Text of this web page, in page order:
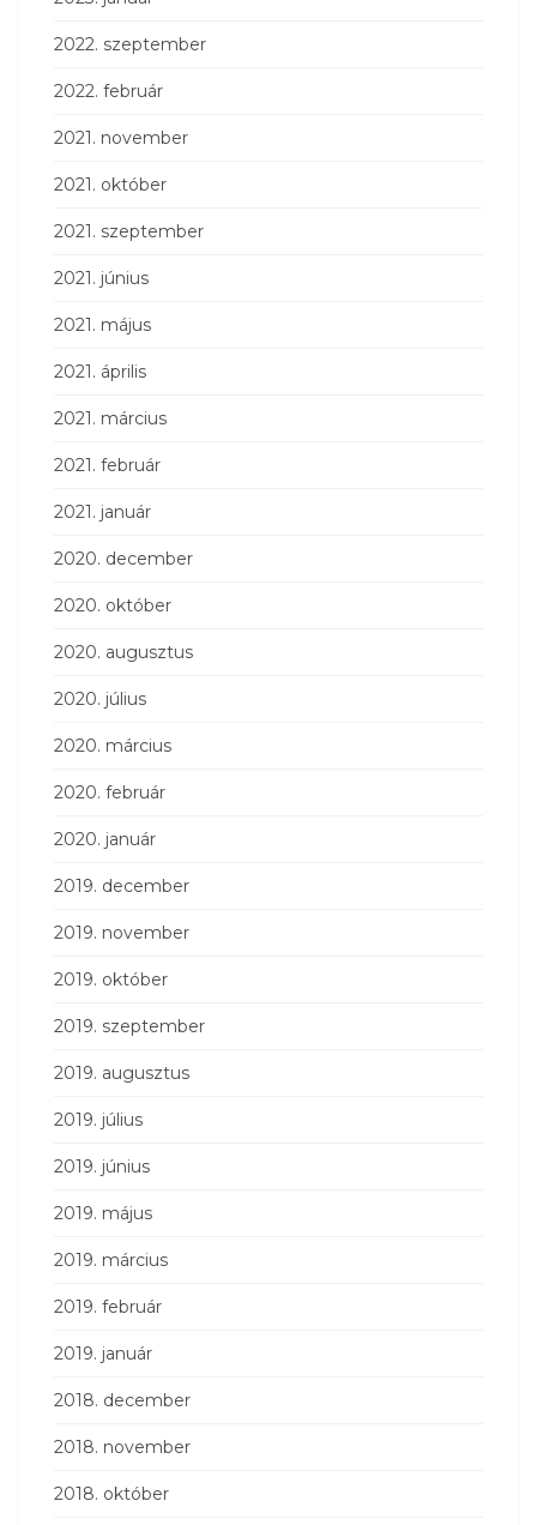
2022. szeptember
2022. február
2021. november
2021. október
2021. szeptember
2021. június
2021. május
2021. április
2021. március
2021. február
2021. január
2020. december
2020. október
2020. augusztus
2020. július
2020. március
2020. február
2020. január
2019. december
2019. november
2019. október
2019. szeptember
2019. augusztus
2019. július
2019. június
2019. május
2019. március
2019. február
2019. január
2018. december
2018. november
2018. október